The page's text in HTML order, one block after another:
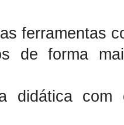
ferramentas
de forma
didática com